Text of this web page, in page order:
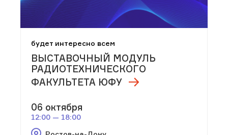
будет интересно всем
ВЫСТАВОЧНЫЙ МОДУЛЬ
РАДИОТЕХНИЧЕСКОГО
ФАКУЛЬТЕТА ЮФУ
06 октября
12:00 — 18:00